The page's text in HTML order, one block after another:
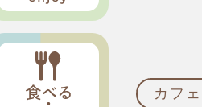
カフェ